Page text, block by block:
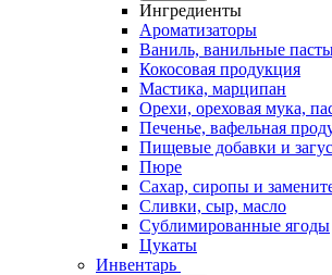
Ингредиенты
Ароматизаторы
Ваниль, ванильные
Кокосовая продукция
Мастика, марципан
Орехи, ореховая мука,
Печенье, вафельная
Пищевые добавки и
Пюре
Сахар, сиропы и
Сливки, сыр, масло
Сублимированные ягоды
Цукаты
Инвентарь